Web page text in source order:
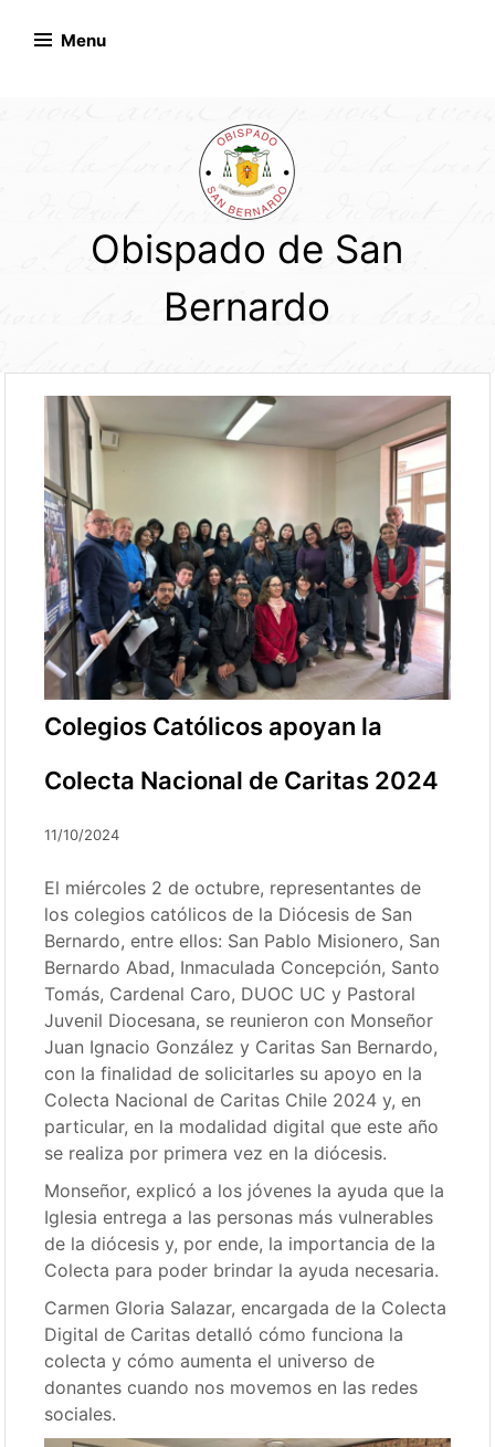
Menu
Obispado de San
Bernardo
Colegios Católicos apoyan la
Colecta Nacional de Caritas 2024
11/10/2024
El miércoles 2 de octubre, representantes de
los colegios católicos de la Diócesis de San
Bernardo, entre ellos: San Pablo Misionero, San
Bernardo Abad, Inmaculada Concepción, Santo
Tomás, Cardenal Caro, DUOC UC y Pastoral
Juvenil Diocesana, se reunieron con Monseñor
Juan Ignacio González y Caritas San Bernardo,
con la finalidad de solicitarles su apoyo en la
Colecta Nacional de Caritas Chile 2024 y, en
particular, en la modalidad digital que este año
se realiza por primera vez en la diócesis.
Monseñor, explicó a los jóvenes la ayuda que la
Iglesia entrega a las personas más vulnerables
de la diócesis y, por ende, la importancia de la
Colecta para poder brindar la ayuda necesaria.
Carmen Gloria Salazar, encargada de la Colecta
Digital de Caritas detalló cómo funciona la
colecta y cómo aumenta el universo de
donantes cuando nos movemos en las redes
sociales.